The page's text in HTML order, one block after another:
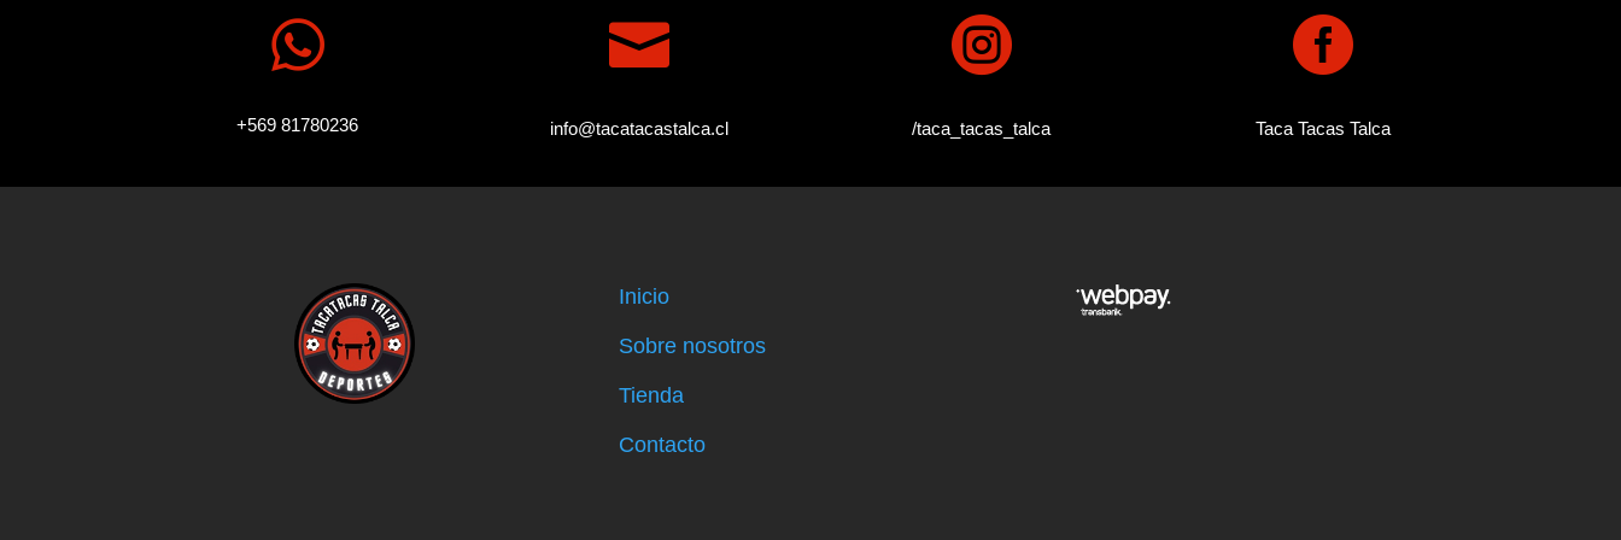

+569 81780236

info@tacatacastalca.cl

/taca_tacas_talca

Taca Tacas Talca
Inicio
Sobre nosotros
Tienda
Contacto